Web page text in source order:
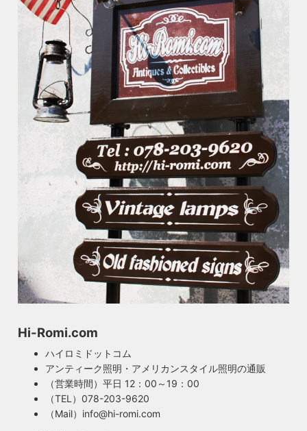
Hi-Romi.com
ハイロミドットコム
アンティーク照明・アメリカンスタイル照明の通販
（営業時間）平日 12：00～19：00
（TEL）078-203-9620
（Mail）info@hi-romi.com